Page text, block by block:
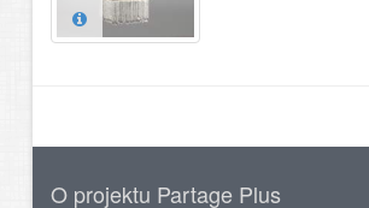
O projektu Partage Plus